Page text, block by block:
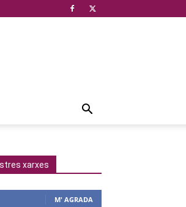
xarxes
M' AGRADA